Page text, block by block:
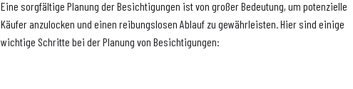
Eine sorgfältige Planung der Besichtigungen ist von großer Bedeutung, um potenzielle
Käufer anzulocken und einen reibungslosen Ablauf zu gewährleisten. Hier sind einige
wichtige Schritte bei der Planung von Besichtigungen: